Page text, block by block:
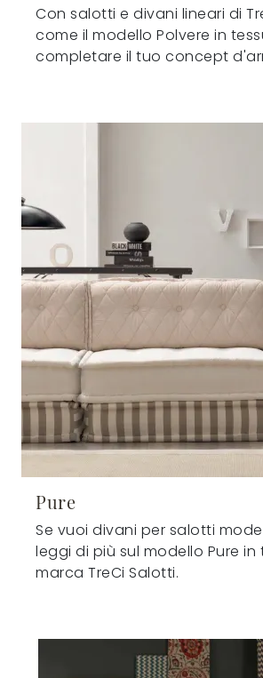
Con salotti e divani lineari di
come il modello Polvere in
completare il tuo concept
Pure
Se vuoi divani per salotti
leggi di più sul modello Pure
marca TreCi Salotti.